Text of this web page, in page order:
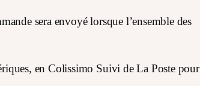
sera envoyé lorsque l’ensemble des
en Colissimo Suivi de La Poste pour